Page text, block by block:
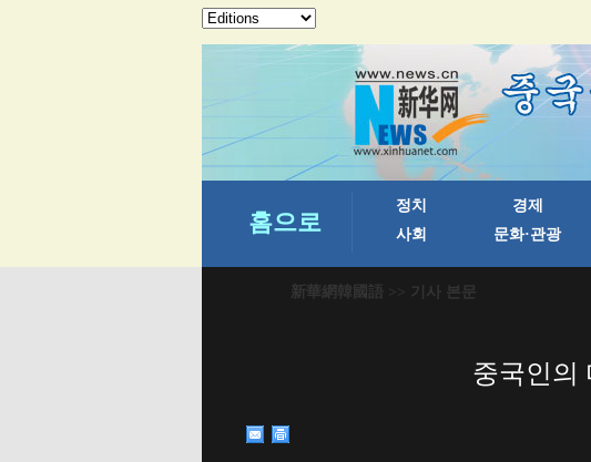
新華網韓國語 >> 기사 본문
중국인의